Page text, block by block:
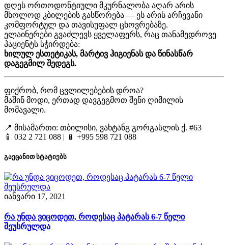
დღეს ორთოდონტიული მკურნალობა აღარ არის
მხოლოდ კბილების გასწორება — ეს არის არჩევანი
კომფორტულ და თავისუფალ ცხოვრებაზე.
ელაინერები გვაძლევს ყველაფერს, რაც თანამედროვე
პაციენტს სჭირდება:
ხილულ ესთეტიკას, მარტივ ჰიგიენას და წინასწარ
დაგეგმილ შედეგს.
ფიქრობ, რომ ცვლილებების დროა?
მაშინ მოდი, ერთად დავგეგმოთ შენი ღიმილის
მომავალი.
📍 მისამართი: თბილისი, ვახტანგ გორგასლის ქ. #63
📱 032 2 721 088 | 📱 +995 598 721 088
გაეცანით სტატიებს
იანვარი 17, 2021
რა უნდა ვიცოდეთ, როდესაც პატარას 6-7 წელი
შეუსრულდა